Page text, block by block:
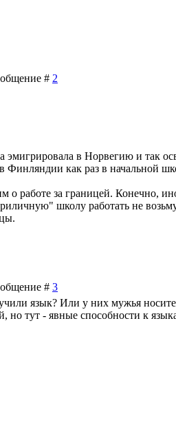
# 2
в Норвегию и так
Финляндии как раз в начальной
о работе за границей. Конечно,
школу работать не
# 3
язык? Или у них мужья
но тут - явные способности к